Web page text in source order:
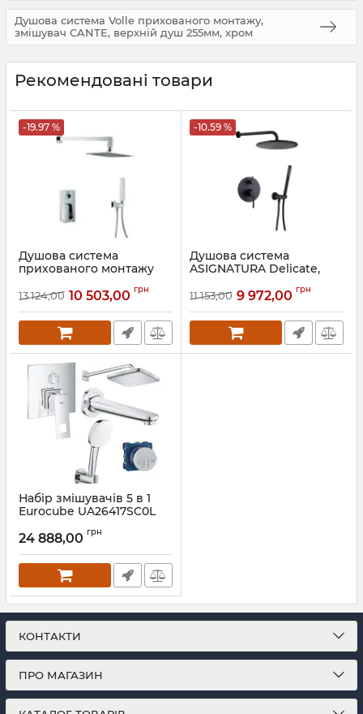
Душова система Volle прихованого монтажу,
змішувач CANTE, верхній душ 255мм, хром
Рекомендовані товари
-19.97 %
Душова система
прихованого монтажу
Артикул:65507900
13 124,00 10 503,00 грн
-10.59 %
Душова система
ASIGNATURA Delicate,
Артикул: 15507902
11 153,00 9 972,00 грн
Набір змішувачів 5 в 1
Eurocube UA26417SC0L
Артикул:UA26417SC0L
24 888,00 грн
КОНТАКТИ
ПРО МАГАЗИН